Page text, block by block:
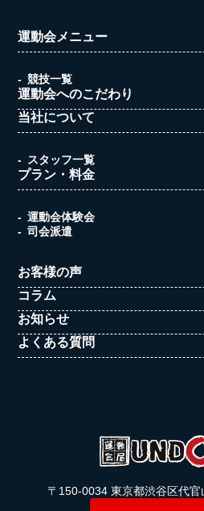
運動会メニュー
競技一覧
運動会へのこだわり
当社について
スタッフ一覧
プラン・料金
運動会体験会
司会派遣
お客様の声
コラム
お知らせ
よくある質問
〒150-0034 東京都渋谷区代